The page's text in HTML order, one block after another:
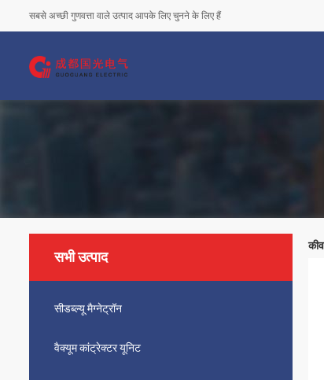
सबसे अच्छी गुणवत्ता वाले उत्पाद आपके लिए चुनने के लिए हैं
सभी उत्पाद
सीडब्ल्यू मैग्नेट्रॉन
वैक्यूम कांट्रेक्टर यूनिट